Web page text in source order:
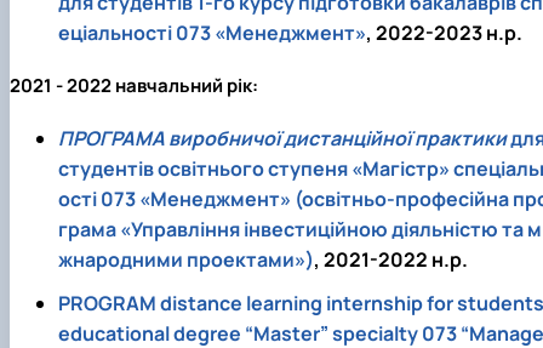
еціальності 073 «Менеджмент», 2022-2023 н.р.
2021 - 2022 навчальний рік:
ПРОГРАМА виробничої дистанційної практики
студентів освітнього ступеня «Магістр»
ості 073 «Менеджмент» (освітньо-професійна
грама «Управління інвестиційною діяльністю та
жнародними проектами»), 2021-2022 н.р.
PROGRAM distance learning internship for students
educational degree “Master” specialty 073 “Manage